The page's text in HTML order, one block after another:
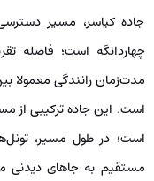
جاده کیاسر، مسیر
است. این جاده ترکیبی از
است؛ در طول مسیر،
مستقیم به جاهای دیدنی